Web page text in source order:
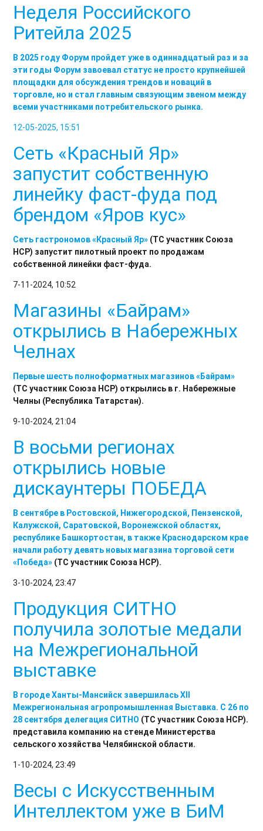
Неделя Российского
Ритейла 2025
В 2025 году Форум пройдет уже в одиннадцатый раз и за
эти годы Форум завоевал статус не просто крупнейшей
площадки для обсуждения трендов и новаций в
торговле, но и стал главным связующим звеном между
всеми участниками потребительского рынка.
12-05-2025, 15:51
Сеть «Красный Яр»
запустит собственную
линейку фаст-фуда под
брендом «Яров кус»
Сеть гастрономов«Красный Яр» (ТС участник Союза
НСР) запустит пилотный проект по продажам
собственной линейки фаст-фуда.
7-11-2024, 10:52
Магазины «Байрам»
открылись в Набережных
Челнах
Первые шесть полноформатных магазинов«Байрам»
(ТС участник Союза НСР) открылись в г. Набережные
Челны (Республика Татарстан).
9-10-2024, 21:04
В восьми регионах
открылись новые
дискаунтеры ПОБЕДА
В сентябре в Ростовской, Нижегородской, Пензенской,
Калужской, Саратовской, Воронежской областях,
республике Башкортостан, в также Краснодарском крае
начали работу девять новых магазина торговой сети
«Победа» (ТС участник Союза НСР).
3-10-2024, 23:47
Продукция СИТНО
получила золотые медали
на Межрегиональной
выставке
В городе Ханты-Мансийск завершилась XII
Межрегиональная агропромышленная Выставка. С 26 по
28 сентября делегация СИТНО (ТС участник Союза НСР).
представила компанию на стенде Министерства
сельского хозяйства Челябинской области.
1-10-2024, 23:49
Весы с Искусственным
Интеллектом уже в БиМ